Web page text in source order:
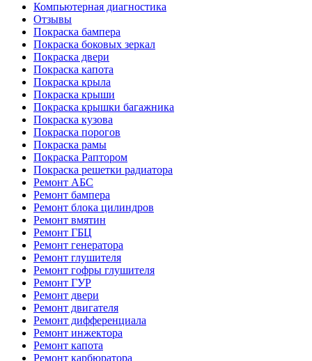
Компьютерная диагностика
Отзывы
Покраска бампера
Покраска боковых зеркал
Покраска двери
Покраска капота
Покраска крыла
Покраска крыши
Покраска крышки багажника
Покраска кузова
Покраска порогов
Покраска рамы
Покраска Раптором
Покраска решетки радиатора
Ремонт АБС
Ремонт бампера
Ремонт блока цилиндров
Ремонт вмятин
Ремонт ГБЦ
Ремонт генератора
Ремонт глушителя
Ремонт гофры глушителя
Ремонт ГУР
Ремонт двери
Ремонт двигателя
Ремонт дифференциала
Ремонт инжектора
Ремонт капота
Ремонт карбюратора